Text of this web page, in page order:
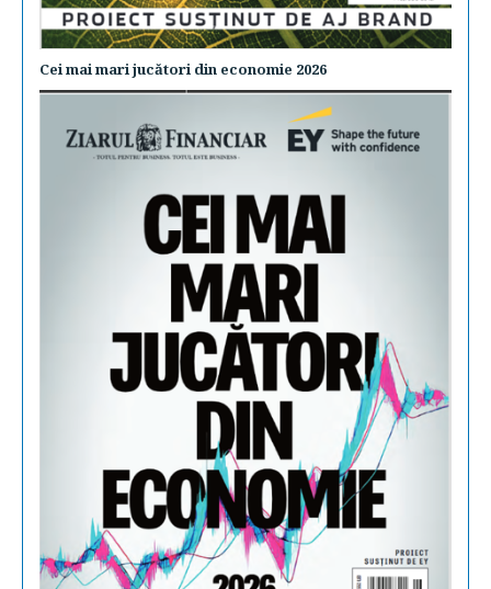
Cei mai mari jucători din economie 2026